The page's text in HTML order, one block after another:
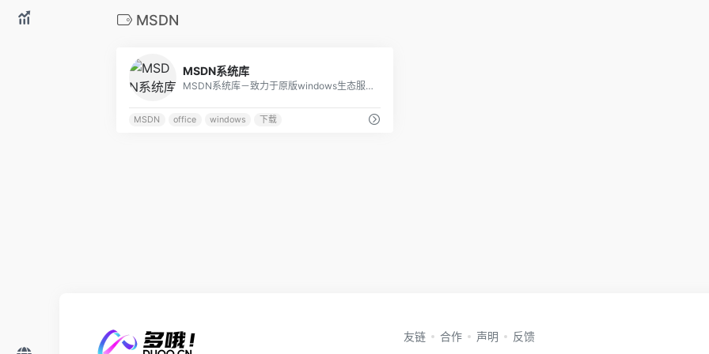
MSDN
MSDN系统库
MSDN系统库－致力于原版windows生态服务，免费为你提供我告诉你msdn原版纯净系统，原版win11，win10，win8/8.1，win7系统下载，原版office全系列下载与安装等服务
MSDN office windows 下载
友链 合作 声明 反馈